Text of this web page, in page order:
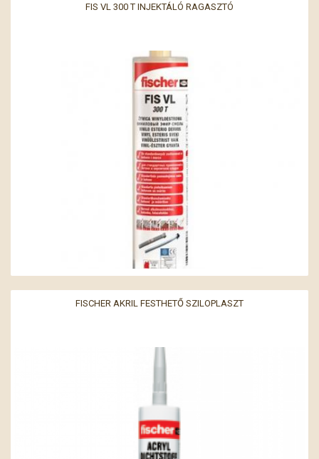
FIS VL 300 T INJEKTÁLÓ RAGASZTÓ
FISCHER AKRIL FESTHETŐ SZILOPLASZT